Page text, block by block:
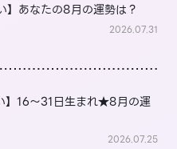
】あなたの8月の運勢は？
2026.07.31
】16～31日生まれ★8月の運
2026.07.25